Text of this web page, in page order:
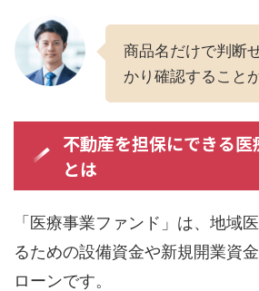
商品名だけで判断
かり確認すること
不動産を担保にできる医
とは
「医療事業ファンド」は、地域
るための設備資金や新規開業資
ローンです。